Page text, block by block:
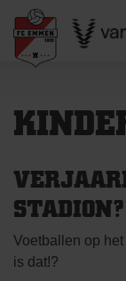
content
STADION?
Voetballen op
is dat!?